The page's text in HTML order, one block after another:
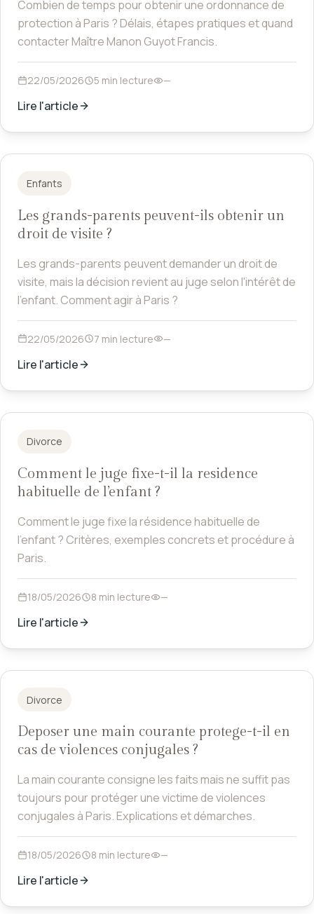
Combien de temps pour obtenir une ordonnance de
protection à Paris ? Délais, étapes pratiques et quand
contacter Maître Manon Guyot Francis.
22/05/2026 5 min lecture —
Lire l'article
Enfants
Les grands-parents peuvent-ils obtenir un
droit de visite ?
Les grands-parents peuvent demander un droit de
visite, mais la décision revient au juge selon l'intérêt de
l'enfant. Comment agir à Paris ?
22/05/2026 7 min lecture —
Lire l'article
Divorce
Comment le juge fixe-t-il la residence
habituelle de l’enfant ?
Comment le juge fixe la résidence habituelle de
l'enfant ? Critères, exemples concrets et procédure à
Paris.
18/05/2026 8 min lecture —
Lire l'article
Divorce
Deposer une main courante protege-t-il en
cas de violences conjugales ?
La main courante consigne les faits mais ne suffit pas
toujours pour protéger une victime de violences
conjugales à Paris. Explications et démarches.
18/05/2026 8 min lecture —
Lire l'article